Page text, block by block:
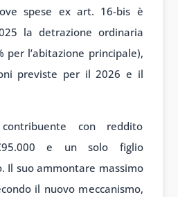
spese ex art. 16-bis è
la detrazione ordinaria
per l’abitazione principale),
previste per il 2026 e il
con reddito
e un solo figlio
Il suo ammontare massimo
il nuovo meccanismo,